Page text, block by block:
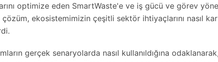
optimize eden SmartWaste'e ve iş gücü ve görev
ekosistemimizin çeşitli sektör ihtiyaçlarını nasıl
gerçek senaryolarda nasıl kullanıldığına